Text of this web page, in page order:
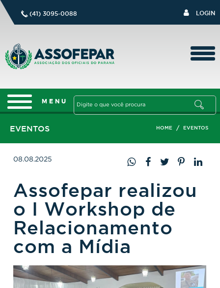
(41) 3095-0088 LOGIN
EVENTOS HOME / EVENTOS
08.08.2025
Assofepar realizou
o I Workshop de
Relacionamento
com a Mídia